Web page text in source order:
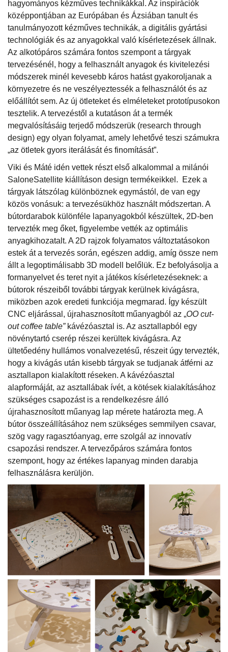
hagyományos kézműves technikákkal. Az inspirációk
középpontjában az Európában és Ázsiában tanult és
tanulmányozott kézműves technikák, a digitális gyártási
technológiák és az anyagokkal való kísérletezések állnak.
Az alkotópáros számára fontos szempont a tárgyak
tervezésénél, hogy a felhasznált anyagok és kivitelezési
módszerek minél kevesebb káros hatást gyakoroljanak a
környezetre és ne veszélyeztessék a felhasználót és az
előállítót sem. Az új ötleteket és elméleteket prototípusokon
tesztelik. A tervezéstől a kutatáson át a termék
megvalósításáig terjedő módszerük (research through
design) egy olyan folyamat, amely lehetővé teszi számukra
„az ötletek gyors iterálását és finomítását”.
Viki és Máté idén vettek részt első alkalommal a milánói
SaloneSatellite kiállításon design termékeikkel. Ezek a
tárgyak látszólag különböznek egymástól, de van egy
közös vonásuk: a tervezésükhöz használt módszertan. A
bútordarabok különféle lapanyagokból készültek, 2D-ben
tervezték meg őket, figyelembe vették az optimális
anyagkihozatalt. A 2D rajzok folyamatos változtatásokon
estek át a tervezés során, egészen addig, amíg össze nem
állt a legoptimálisabb 3D modell belőlük. Ez befolyásolja a
formanyelvet és teret nyit a játékos kísérletezéseknek: a
bútorok részeiből további tárgyak kerülnek kivágásra,
miközben azok eredeti funkciója megmarad. Így készült
CNC eljárással, újrahasznosított műanyagból az „OO cut-
out coffee table”kávézóasztal is. Az asztallapból egy
növénytartó cserép részei kerültek kivágásra. Az
ültetőedény hullámos vonalvezetésű, részeit úgy tervezték,
hogy a kivágás után kisebb tárgyak se tudjanak átférni az
asztallapon kialakított réseken. A kávézóasztal
alapformáját, az asztallábak ívét, a kötések kialakításához
szükséges csapozást is a rendelkezésre álló
újrahasznosított műanyag lap mérete határozta meg. A
bútor összeállításához nem szükséges semmilyen csavar,
szög vagy ragasztóanyag, erre szolgál az innovatív
csapozási rendszer. A tervezőpáros számára fontos
szempont, hogy az értékes lapanyag minden darabja
felhasználásra kerüljön.